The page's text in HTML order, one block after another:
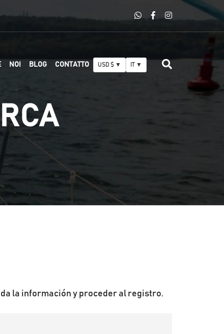
NOI BLOG CONTATTO USD $ ▼ IT ▼
la información y proceder al registro.